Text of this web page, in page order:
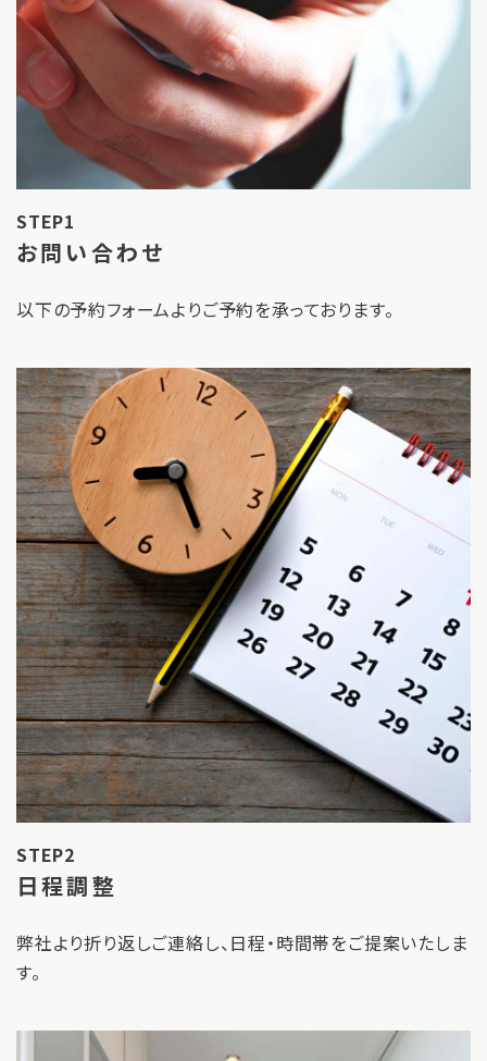
STEP1
お問い合わせ
以下の予約フォームよりご予約を承っております。
STEP2
日程調整
弊社より折り返しご連絡し、日程・時間帯をご提案いたしま
す。